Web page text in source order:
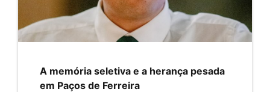
A memória seletiva e a herança pesada
em Paços de Ferreira